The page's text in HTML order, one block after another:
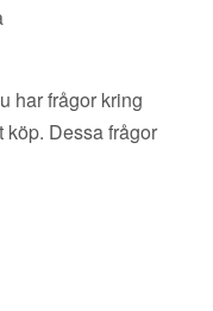
har frågor kring
köp. Dessa frågor